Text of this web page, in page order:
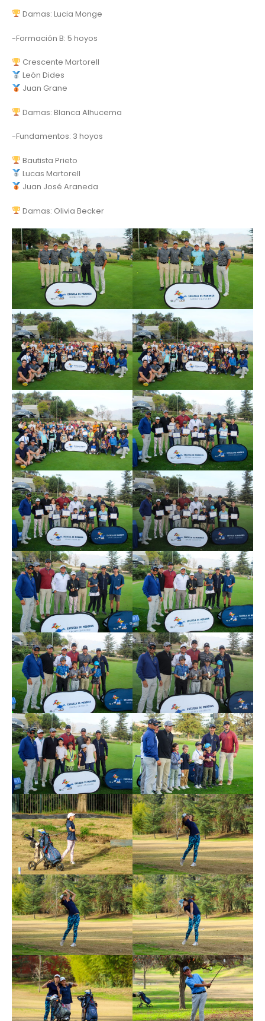
Damas: Lucia Monge
-Formación B: 5 hoyos
Crescente Martorell
León Dides
Juan Grane
Damas: Blanca Alhucema
-Fundamentos: 3 hoyos
Bautista Prieto
Lucas Martorell
Juan José Araneda
Damas: Olivia Becker